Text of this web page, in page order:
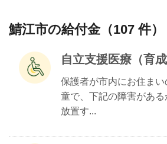
鯖江市の給付金（107 件）
自立支援医療（育成
保護者が市内にお住ま
童で、下記の障害がある
放置す...